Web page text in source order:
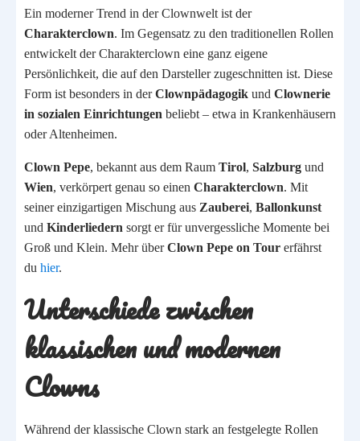
Ein moderner Trend in der Clownwelt ist der
Charakterclown. Im Gegensatz zu den traditionellen Rollen
entwickelt der Charakterclown eine ganz eigene
Persönlichkeit, die auf den Darsteller zugeschnitten ist. Diese
Form ist besonders in derClownpädagogik und Clownerie
in sozialen Einrichtungen beliebt – etwa in Krankenhäusern
oder Altenheimen.
Clown Pepe, bekannt aus dem Raum Tirol, Salzburg und
Wien, verkörpert genau so einen Charakterclown. Mit
seiner einzigartigen Mischung aus Zauberei, Ballonkunst
und Kinderliedern sorgt er für unvergessliche Momente bei
Groß und Klein. Mehr überClown Pepe on Tour erfährst
du hier.
Unterschiede zwischen
klassischen und modernen
Clowns
Während der klassische Clown stark an festgelegte Rollen